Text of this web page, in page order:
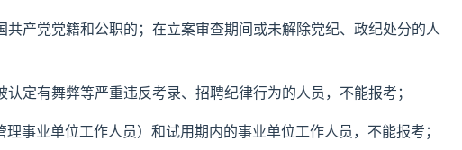
产党党籍和公职的；在立案审查期间或未解除党纪、政纪处分的人
定有舞弊等严重违反考录、招聘纪律行为的人员，不能报考；
事业单位工作人员）和试用期内的事业单位工作人员，不能报考；